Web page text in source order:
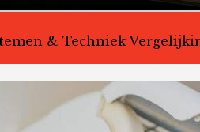
& Techniek